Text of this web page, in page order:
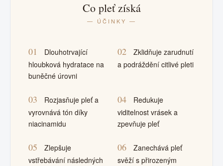
Co pleť získá
— ÚČINKY —
01
Dlouhotrvající
hloubková hydratace na
buněčné úrovni
02
Zklidňuje zarudnutí
a podráždění citlivé pleti
03
Rozjasňuje pleť a
vyrovnává tón díky
niacinamidu
04
Redukuje
viditelnost vrásek a
zpevňuje pleť
05
Zlepšuje
vstřebávání následných
06
Zanechává pleť
svěží s přirozeným